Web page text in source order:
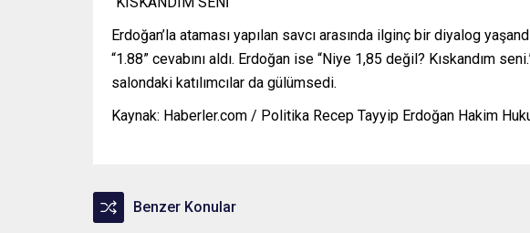
Erdoğan’la ataması yapılan savcı arasında ilginç bir diyalog
“1.88” cevabını aldı. Erdoğan ise “Niye 1,85 değil? Kıskandım
salondaki katılımcılar da gülümsedi.
Kaynak: Haberler.com / Politika Recep Tayyip Erdoğan Hakim
Benzer Konular